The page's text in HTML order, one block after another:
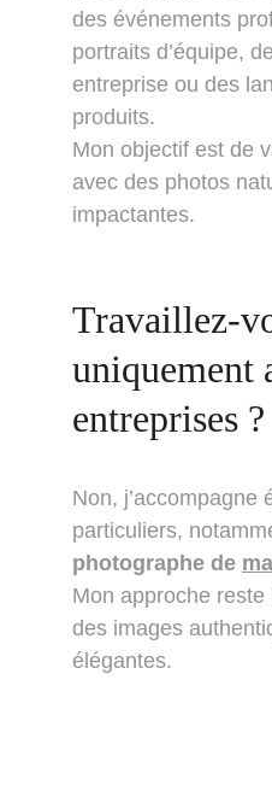
des événements
portraits d’équipe,
entreprise ou des
produits.
Mon objectif est de
avec des photos
impactantes.
Travaillez-
uniquement
entreprises ?
Non, j’accompagne
particuliers,
photographe de
Mon approche
des images
élégantes.